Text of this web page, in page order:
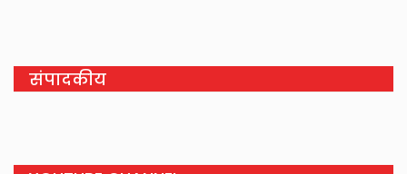
संपादकीय